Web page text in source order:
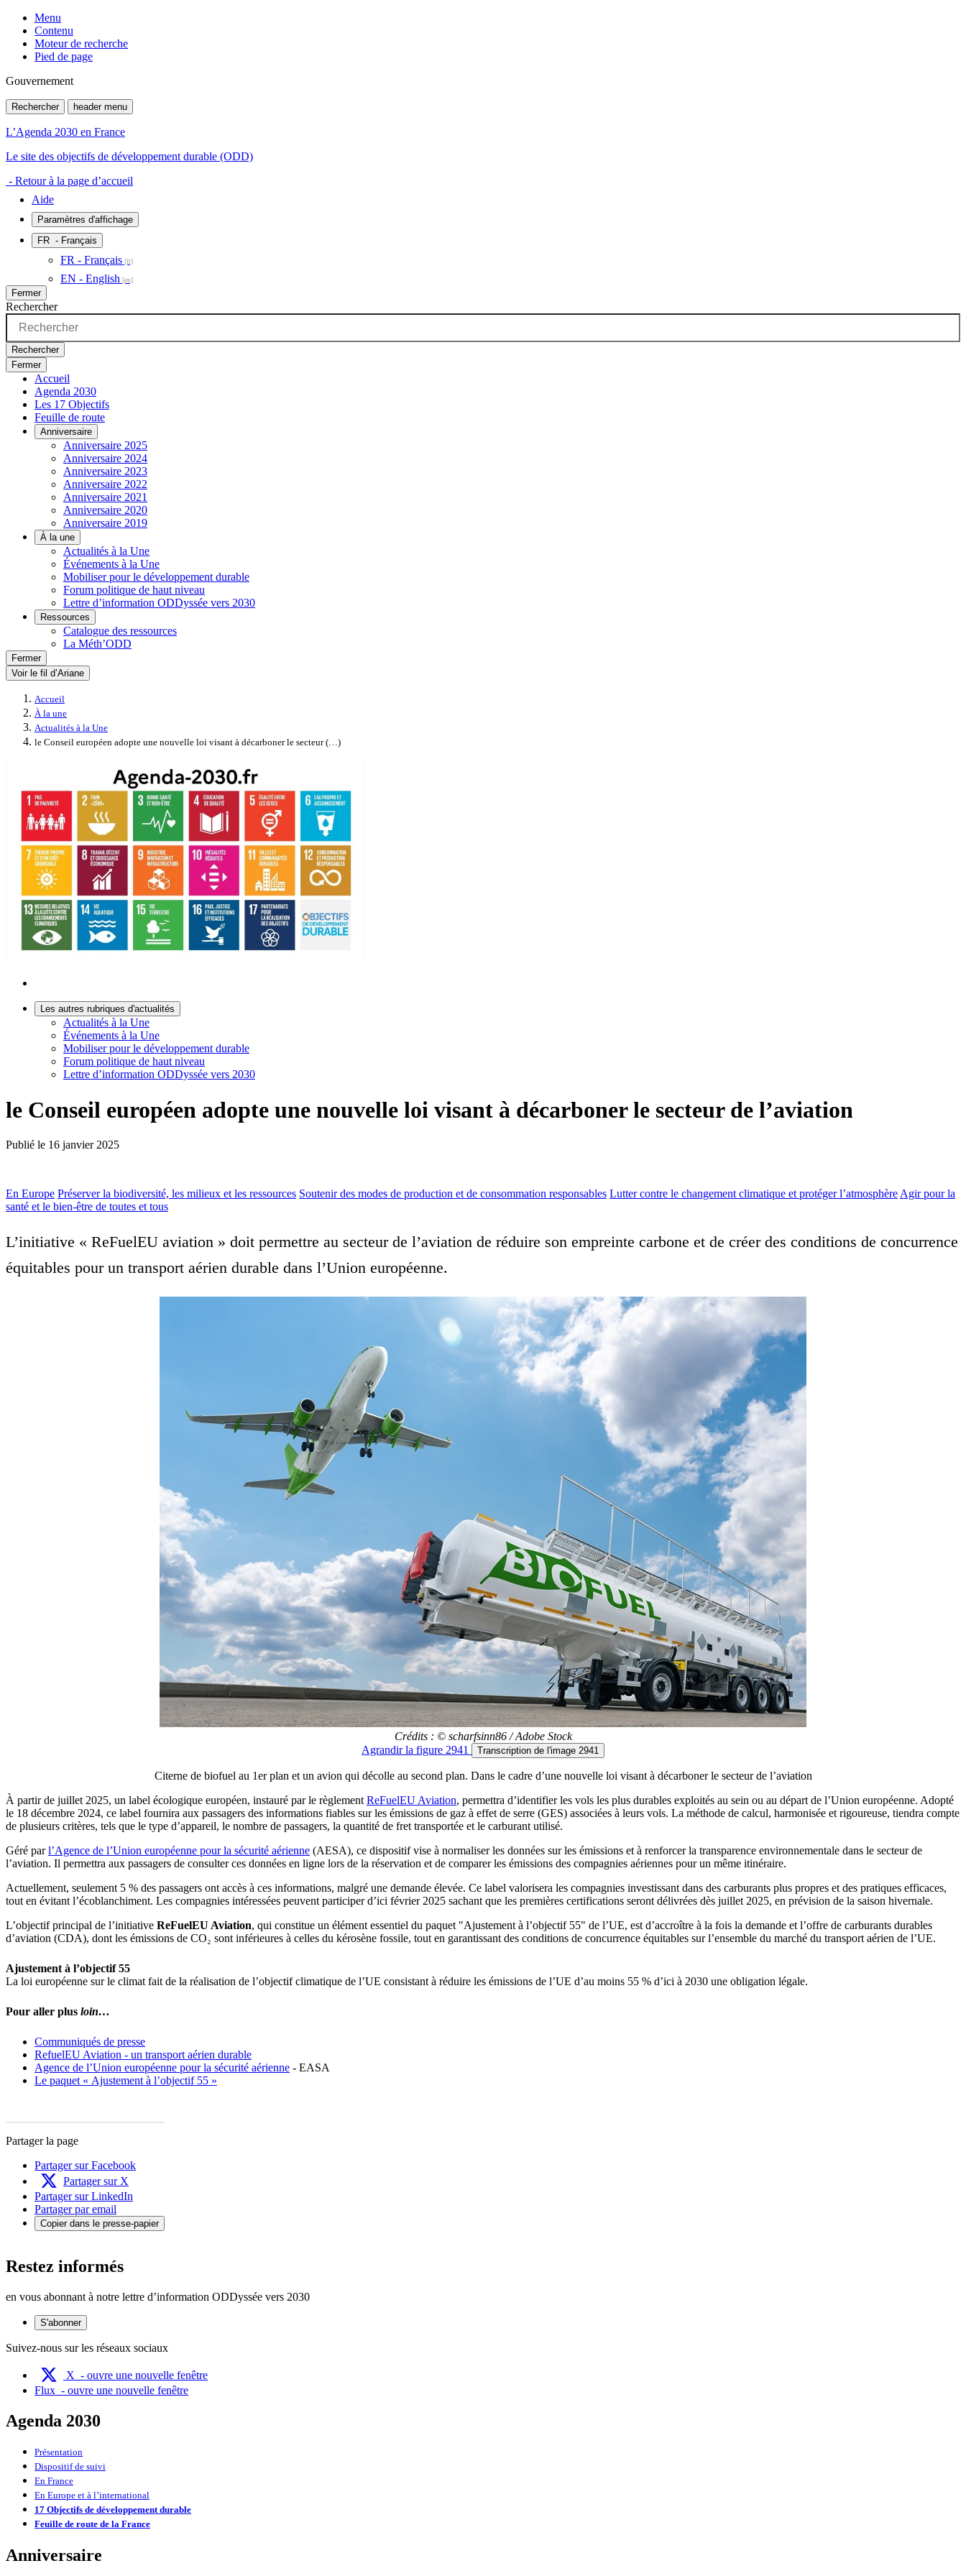
Menu
Contenu
Moteur de recherche
Pied de page
Gouvernement
Rechercher header menu
L’Agenda 2030 en France
Le site des objectifs de développement durable (ODD)
- Retour à la page d’accueil
Aide
Paramètres d'affichage
FR - Français
FR - Français
EN - English
Fermer
Rechercher
Rechercher
Fermer
Accueil
Agenda 2030
Les 17 Objectifs
Feuille de route
Anniversaire
Anniversaire 2025
Anniversaire 2024
Anniversaire 2023
Anniversaire 2022
Anniversaire 2021
Anniversaire 2020
Anniversaire 2019
À la une
Actualités à la Une
Événements à la Une
Mobiliser pour le développement durable
Forum politique de haut niveau
Lettre d’information ODDyssée vers 2030
Ressources
Catalogue des ressources
La Méth’ODD
Fermer
Voir le fil d’Ariane
Accueil
À la une
Actualités à la Une
le Conseil européen adopte une nouvelle loi visant à décarboner le secteur (…)
Les autres rubriques d'actualités
Actualités à la Une
Événements à la Une
Mobiliser pour le développement durable
Forum politique de haut niveau
Lettre d’information ODDyssée vers 2030
le Conseil européen adopte une nouvelle loi visant à décarboner le secteur de l’aviation
Publié le 16 janvier 2025
En Europe Préserver la biodiversité, les milieux et les ressources Soutenir des modes de production et de consommation responsables Lutter contre le changement climatique et protéger l’atmosphère Agir pour la
santé et le bien-être de toutes et tous
L’initiative « ReFuelEU aviation » doit permettre au secteur de l’aviation de réduire son empreinte carbone et de créer des conditions de concurrence
équitables pour un transport aérien durable dans l’Union européenne.
Crédits : © scharfsinn86 / Adobe Stock
Agrandirla figure 2941 Transcription de l'image 2941
Citerne de biofuel au 1er plan et un avion qui décolle au second plan. Dans le cadre d’une nouvelle loi visant à décarboner le secteur de l’aviation
À partir de juillet 2025, un label écologique européen, instauré par le règlement ReFuelEU Aviation, permettra d’identifier les vols les plus durables exploités au sein ou au départ de l’Union européenne. Adopté
le 18 décembre 2024, ce label fournira aux passagers des informations fiables sur les émissions de gaz à effet de serre (GES) associées à leurs vols. La méthode de calcul, harmonisée et rigoureuse, tiendra compte
de plusieurs critères, tels que le type d’appareil, le nombre de passagers, la quantité de fret transportée et le carburant utilisé.
Géré parl’Agence de l’Union européenne pour la sécurité aérienne (AESA), ce dispositif vise à normaliser les données sur les émissions et à renforcer la transparence environnementale dans le secteur de
l’aviation. Il permettra aux passagers de consulter ces données en ligne lors de la réservation et de comparer les émissions des compagnies aériennes pour un même itinéraire.
Actuellement, seulement 5 % des passagers ont accès à ces informations, malgré une demande élevée. Ce label valorisera les compagnies investissant dans des carburants plus propres et des pratiques efficaces,
tout en évitant l’écoblanchiment. Les compagnies intéressées peuvent participer d’ici février 2025 sachant que les premières certifications seront délivrées dès juillet 2025, en prévision de la saison hivernale.
L’objectif principal de l’initiative ReFuelEU Aviation, qui constitue un élément essentiel du paquet "Ajustement à l’objectif 55" de l’UE, est d’accroître à la fois la demande et l’offre de carburants durables
d’aviation (CDA), dont les émissions de CO₂ sont inférieures à celles du kérosène fossile, tout en garantissant des conditions de concurrence équitables sur l’ensemble du marché du transport aérien de l’UE.
Ajustement à l’objectif 55
La loi européenne sur le climat fait de la réalisation de l’objectif climatique de l’UE consistant à réduire les émissions de l’UE d’au moins 55 % d’ici à 2030 une obligation légale.
Pour aller plus loin…
Communiqués de presse
RefuelEU Aviation - un transport aérien durable
Agence de l’Union européenne pour la sécurité aérienne - EASA
Le paquet « Ajustement à l’objectif 55 »
Partager la page
Partager sur Facebook
Partager sur X
Partager sur LinkedIn
Partager par email
Copier dans le presse-papier
Restez informés
en vous abonnant à notre lettre d’information ODDyssée vers 2030
S'abonner
Suivez-nous sur les réseaux sociaux
X - ouvre une nouvelle fenêtre
Flux - ouvre une nouvelle fenêtre
Agenda 2030
Présentation
Dispositif de suivi
En France
En Europe et à l’international
17 Objectifs de développement durable
Feuille de route de la France
Anniversaire